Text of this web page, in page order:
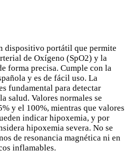
dispositivo portátil que permite
de Oxígeno (SpO2) y la
forma precisa. Cumple con la
y es de fácil uso. La
fundamental para detectar
salud. Valores normales se
y el 100%, mientras que valores
indicar hipoxemia, y por
hipoxemia severa. No se
de resonancia magnética ni en
inflamables.